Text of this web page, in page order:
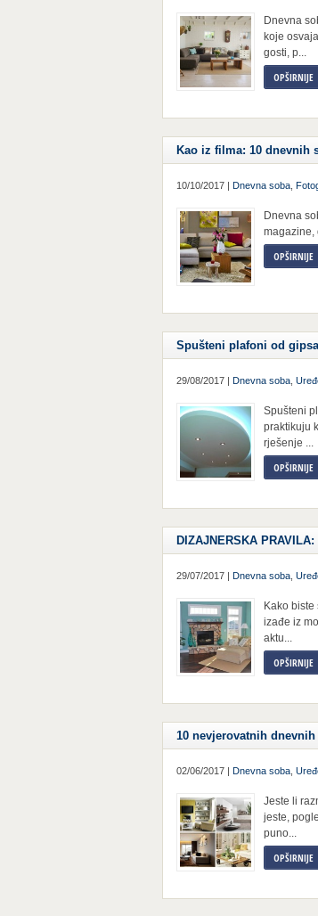
Dnevna
koje
gosti, p...
OPŠIRNIJE
Kao iz filma: 10
10/10/2017 | Dnevna soba
Dnevna
magazine,
OPŠIRNIJE
Spušteni plafoni od
29/08/2017 | Dnevna soba
Spušteni
praktikuju
rješenje ...
OPŠIRNIJE
DIZAJNERSKA
29/07/2017 | Dnevna soba
Kako
izađe iz
aktu...
OPŠIRNIJE
10 nevjerovatnih
02/06/2017 | Dnevna soba
Jeste li
jeste,
puno...
OPŠIRNIJE